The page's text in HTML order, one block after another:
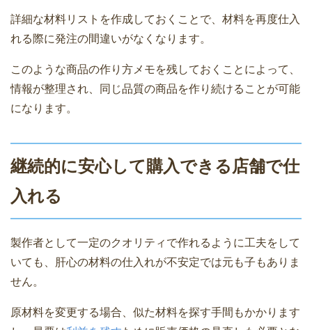
詳細な材料リストを作成しておくことで、材料を再度仕入
れる際に発注の間違いがなくなります。
このような商品の作り方メモを残しておくことによって、
情報が整理され、同じ品質の商品を作り続けることが可能
になります。
継続的に安心して購入できる店舗で仕
入れる
製作者として一定のクオリティで作れるように工夫をして
いても、肝心の材料の仕入れが不安定では元も子もありま
せん。
原材料を変更する場合、似た材料を探す手間もかかります